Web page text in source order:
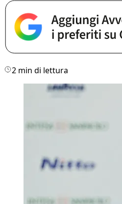
2 min di lettura